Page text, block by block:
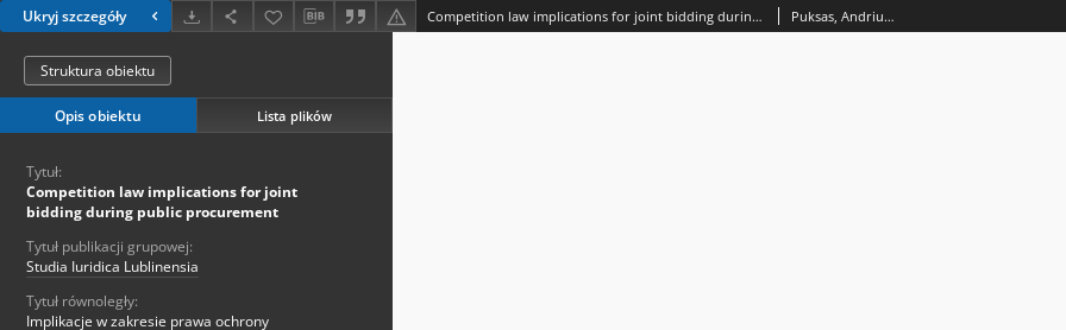
Ukryj szczegóły Competition law implications for joint bidding during public procurement Puksas, Andrius; Moisejevas, Raimundas; Petkuvienė, Rūta
Struktura obiektu
Opis obiektu Lista plików
Tytuł:
Competition law implications for joint
bidding during public procurement
Tytuł publikacji grupowej:
Studia Iuridica Lublinensia
Tytuł równoległy:
Implikacje w zakresie prawa ochrony